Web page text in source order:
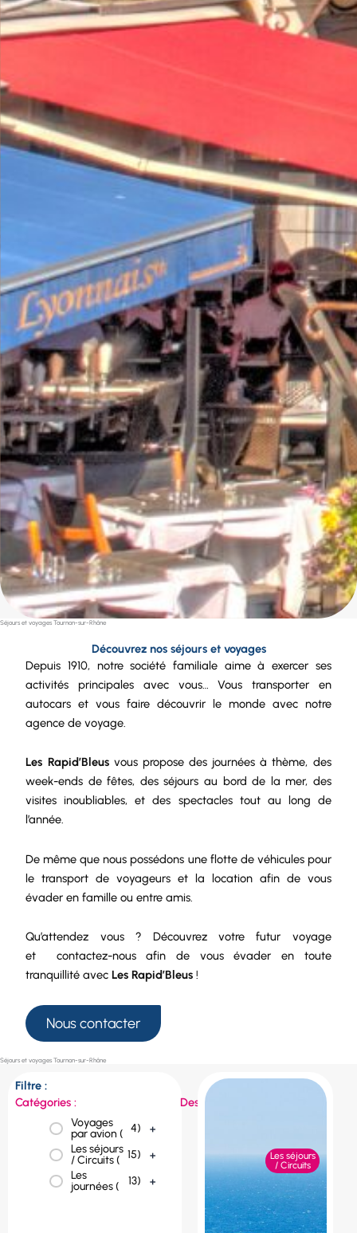
Séjours et voyages Tournon-sur-Rhône
Découvrez nos séjours et voyages
Depuis 1910, notresociété familiale aime à exercer ses
activités principales avec vous… Vous transporter en
autocars et vous faire découvrir le monde avec notre
agence de voyage.
Les Rapid’Bleusvous propose des journées à thème, des
week-ends de fêtes, des séjours au bord de la mer, des
visites inoubliables, et des spectacles tout au long de
l’année.
De même que nous possédons une flotte de véhiculespour
letransport de voyageurs et la locationafin de vous
évader en famille ou entre amis.
Qu’attendez vous ? Découvrez votre futur voyage
et contactez-nousafin de vous évader en toute
tranquillité avecLes Rapid’Bleus !
Nous contacter
Séjours et voyages Tournon-sur-Rhône
Filtre :
Catégories :
Voyages
par avion ( 4)
+
Les séjours
/ Circuits ( 15)
+
Les
journées (
13) +
Destinations :
Portugal (1) +
Pologne (1) +
Norvège (1 )
+
Italie (2) +
Les séjours
/ Circuits